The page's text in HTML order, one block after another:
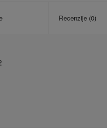
Recenzije (0)